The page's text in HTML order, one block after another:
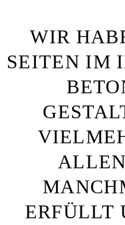
WIR
SEITEN IM
ERFÜLLT